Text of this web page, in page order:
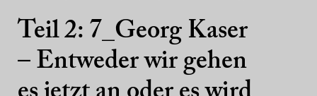
Teil 2: 7_Georg Kaser
– Entweder wir gehen